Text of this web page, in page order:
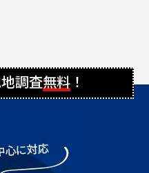
調査無料 ！